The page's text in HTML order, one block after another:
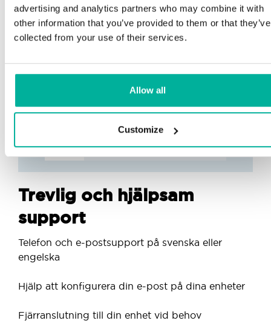
advertising and analytics partners who may combine it with
other information that you’ve provided to them or that they’ve
collected from your use of their services.
Allow all
Customize
Trevlig och hjälpsam
support
Telefon och e-postsupport på svenska eller
engelska
Hjälp att konfigurera din e-post på dina enheter
Fjärranslutning till din enhet vid behov